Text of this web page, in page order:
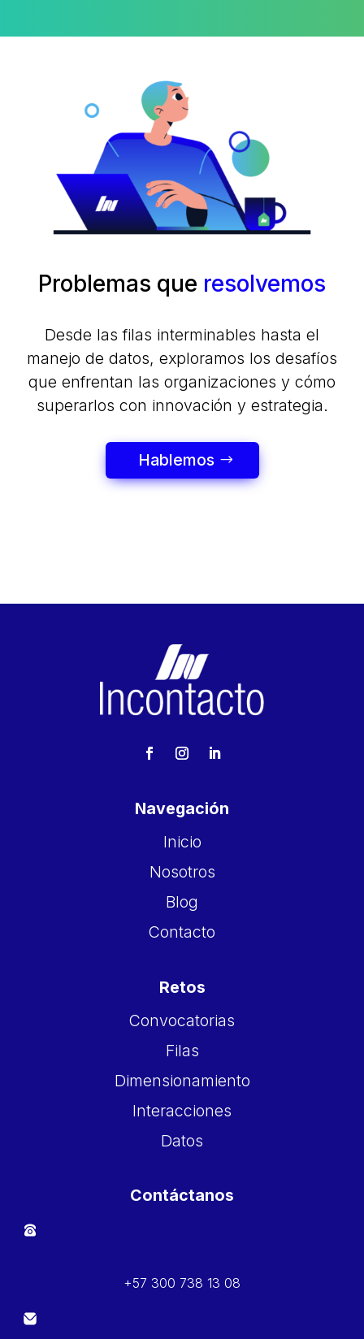
Problemas que resolvemos
Desde las filas interminables hasta el
manejo de datos, exploramos los desafíos
que enfrentan las organizaciones y cómo
superarlos con innovación y estrategia.
Hablemos
Navegación
Inicio
Nosotros
Blog
Contacto
Retos
Convocatorias
Filas
Dimensionamiento
Interacciones
Datos
Contáctanos
+57 300 738 13 08